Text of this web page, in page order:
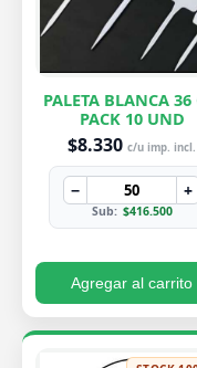
PALETA BLANCA 36
PACK 10 UND
$8.330 c/u imp. incl.
− +
Sub: $416.500
Agregar al carrito